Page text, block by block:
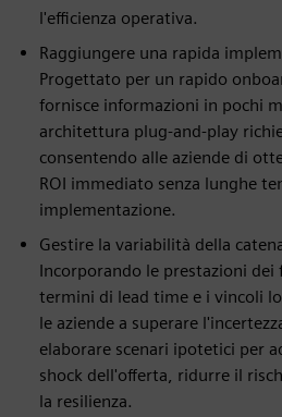
l'efficienza operativa.
Raggiungere una rapida
Progettato per un rapido
fornisce informazioni in pochi
architettura plug-and-play
consentendo alle aziende di
ROI immediato senza lunghe
implementazione.
Gestire la variabilità della
Incorporando le prestazioni
termini di lead time e i vincoli
le aziende a superare
elaborare scenari ipotetici per
shock dell'offerta, ridurre il
la resilienza.